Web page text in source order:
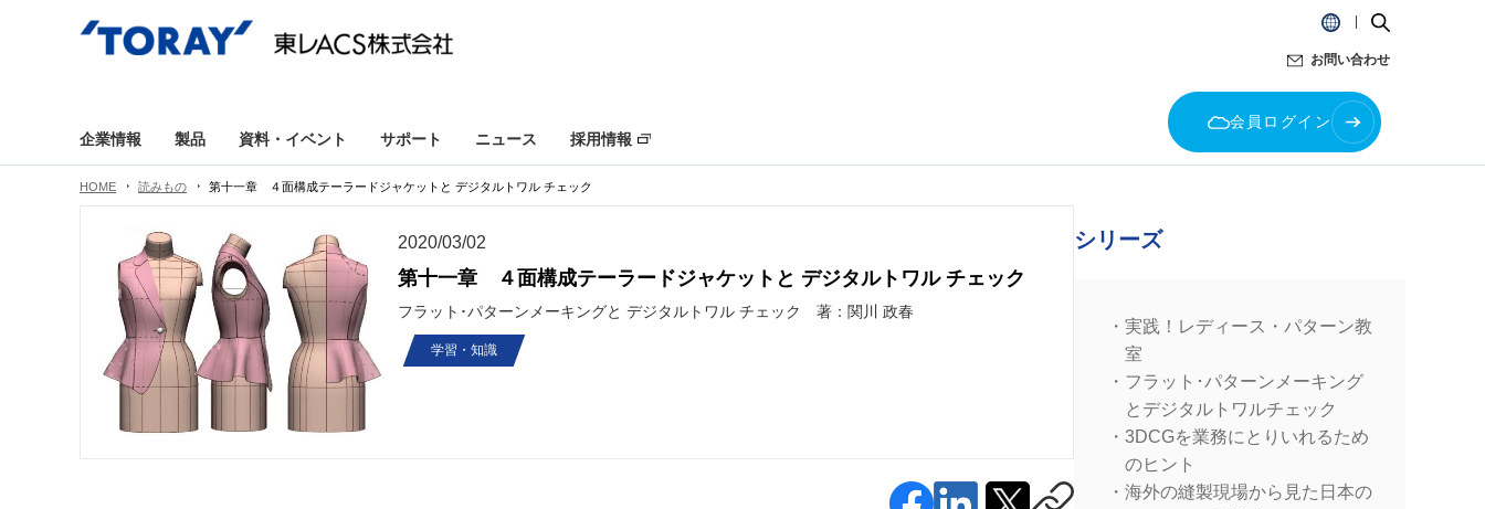
会員ログイン
お問い合わせ
企業情報 製品 資料・イベント サポート ニュース 採用情報
HOME 読みもの 第十一章 ４面構成テーラードジャケットと デジタルトワル チェック
2020/03/02
第十一章 ４面構成テーラードジャケットと デジタルトワル チェック
フラット･パターンメーキングと デジタルトワル チェック 著：関川 政春
学習・知識
シリーズ
実践！レディース・パターン教
室
フラット･パターンメーキング
とデジタルトワルチェック
3DCGを業務にとりいれるため
のヒント
海外の縫製現場から見た日本の